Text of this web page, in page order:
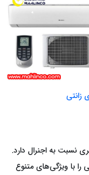
زانتی
نسبت به اجنرال دارد.
با ویژگی‌های متنوع